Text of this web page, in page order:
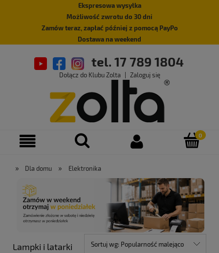
Ekspresowa wysyłka
Możliwość zwrotu do 30 dni
Zamów teraz, zapłać później z pomocą PayPo
Dostawa na weekend
tel. 17 789 1804
Dołącz do Klubu Zolta Zaloguj się
» Dla domu » Elektronika
Lampki i latarki Sortuj wg: Popularność malejąco